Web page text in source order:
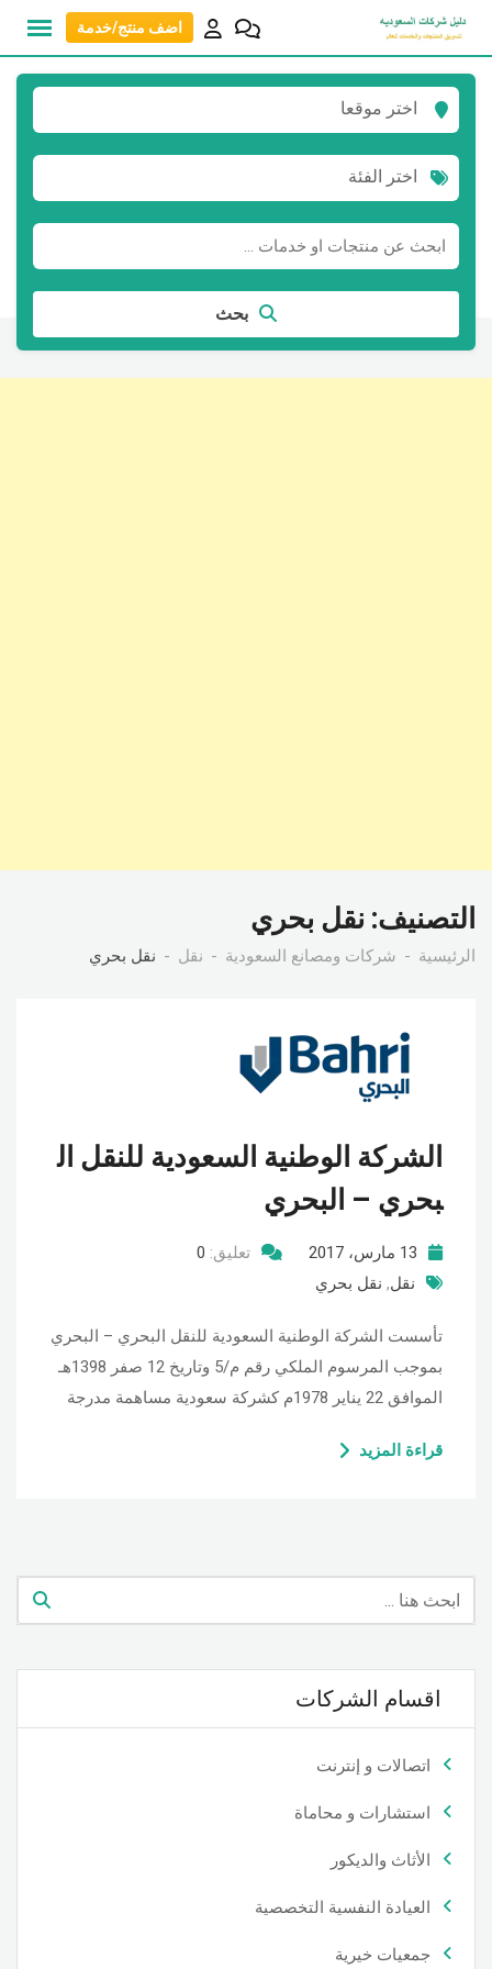
انتقل
المحتوى
اضف منتج/خدمة
اختر موقعا
اختر الفئة
بحث
التصنيف: نقل بحري
الرئيسية شركات ومصانع السعودية نقل نقل بحري
الشركة الوطنية السعودية للنقل ال
بحري – البحري
13 مارس، 2017 تعليق: 0
نقل, نقل بحري
تأسست الشركة الوطنية السعودية للنقل البحري – البحري
بموجب المرسوم الملكي رقم م/5 وتاريخ 12 صفر 1398هـ
الموافق 22 يناير 1978م كشركة سعودية مساهمة مدرجة
قراءة المزيد
اقسام الشركات
اتصالات و إنترنت
استشارات و محاماة
الأثاث والديكور
العيادة النفسية التخصصية
جمعيات خيرية